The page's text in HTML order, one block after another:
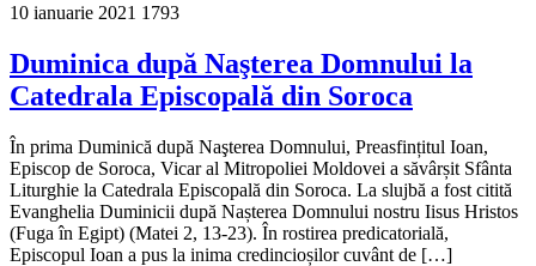
10 ianuarie 2021 1793
Duminica după Naşterea Domnului la
Catedrala Episcopală din Soroca
În prima Duminică după Naşterea Domnului, Preasfințitul Ioan,
Episcop de Soroca, Vicar al Mitropoliei Moldovei a săvârșit Sfânta
Liturghie la Catedrala Episcopală din Soroca. La slujbă a fost citită
Evanghelia Duminicii după Nașterea Domnului nostru Iisus Hristos
(Fuga în Egipt) (Matei 2, 13-23). În rostirea predicatorială,
Episcopul Ioan a pus la inima credincioșilor cuvânt de […]